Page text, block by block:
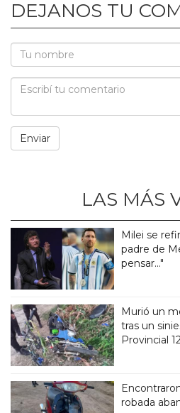
DEJANOS TU
LAS MÁS
Milei se
padre de
pensar..."
Murió un
tras un
Provincial
robada